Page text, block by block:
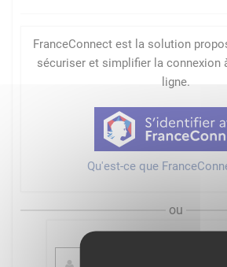
FranceConnect est la solution
sécuriser et simplifier la connexion
ligne.
Qu'est-ce que
ou